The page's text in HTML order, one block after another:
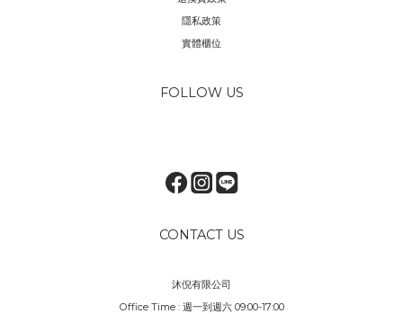
隱私政策
實體櫃位
FOLLOW US
CONTACT US
沐倪有限公司
Office Time : 週一到週六 09:00-17:00